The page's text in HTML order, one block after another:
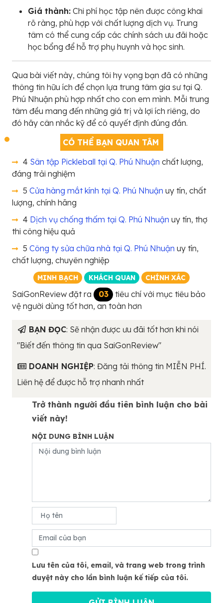
Giá thành: Chi phí học tập nên được công khai
rõ ràng, phù hợp với chất lượng dịch vụ. Trung
tâm có thể cung cấp các chính sách ưu đãi hoặc
học bổng để hỗ trợ phụ huynh và học sinh.
Qua bài viết này, chúng tôi hy vọng bạn đã có những
thông tin hữu ích để chọn lựa trung tâm gia sư tại Q.
Phú Nhuận phù hợp nhất cho con em mình. Mỗi trung
tâm đều mang đến những giá trị và lợi ích riêng, do
đó hãy cân nhắc kỹ để có quyết định đúng đắn.
CÓ THỂ BẠN QUAN TÂM
4 Sân tập Pickleball tại Q. Phú Nhuận chất lượng,
đáng trải nghiệm
5 Cửa hàng mắt kính tại Q. Phú Nhuận uy tín, chất
lượng, chính hãng
4 Dịch vụ chống thấm tại Q. Phú Nhuận uy tín, thợ
thi công hiệu quả
5 Công ty sửa chữa nhà tại Q. Phú Nhuận uy tín,
chất lượng, chuyên nghiệp
MINH BẠCH KHÁCH QUAN CHÍNH XÁC
SaiGonReview đặt ra 03
tiêu chí với mục tiêu bảo
vệ người dùng tốt hơn, an toàn hơn
BẠN ĐỌC: Sẽ nhận được ưu đãi tốt hơn khi nói
"Biết đến thông tin qua SaiGonReview"
DOANH NGHIỆP: Đăng tải thông tin MIỄN PHÍ.
Liên hệ để được hỗ trợ nhanh nhất
Trở thành người đầu tiên bình luận cho bài
viết này!
NỘI DUNG BÌNH LUẬN
Lưu tên của tôi, email, và trang web trong trình
duyệt này cho lần bình luận kế tiếp của tôi.